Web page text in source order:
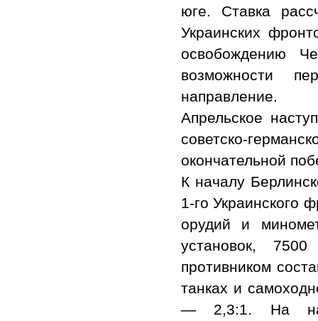
юге. Ставка
Украинских
освобождению
возможности
направление.
Апрельское
советско-
окончательной
К началу
1-го Украинского
орудий и
установок,
противником
танках и
— 2,3:1. На